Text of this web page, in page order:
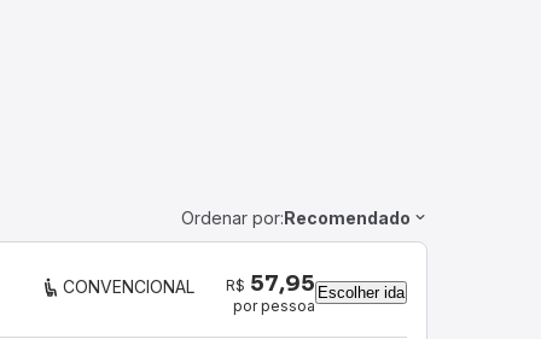
Ordenar por:Recomendado
CONVENCIONAL R$ 57,95
por pessoa
Escolher ida